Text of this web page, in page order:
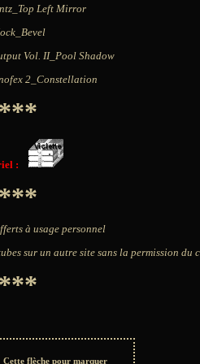
Left Mirror
Vol. II_Pool Shadow
2_Constellation
***
:
***
à usage personnel
sur un autre site sans la permission du
***
Cette flèche pour marquer